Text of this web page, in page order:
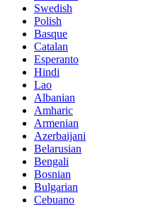
Swedish
Polish
Basque
Catalan
Esperanto
Hindi
Lao
Albanian
Amharic
Armenian
Azerbaijani
Belarusian
Bengali
Bosnian
Bulgarian
Cebuano